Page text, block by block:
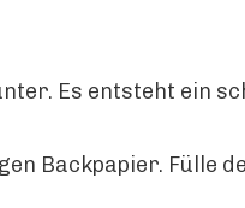
Es entsteht ein
Backpapier. Fülle